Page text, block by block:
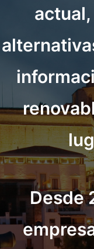
Desde